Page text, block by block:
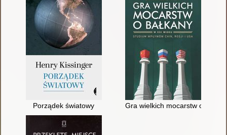
Porządek światowy Gra wielkich mocarstw o